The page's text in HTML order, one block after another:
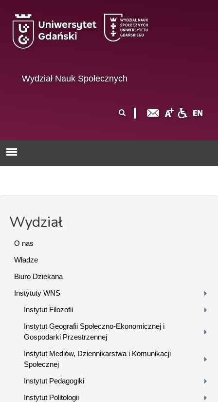
Wydział Nauk Społecznych
wyszukiwania
Wydział
O nas
Władze
Biuro Dziekana
Instytuty WNS
Instytut Filozofii
Instytut Geografii Społeczno-Ekonomicznej i
Gospodarki Przestrzennej
Instytut Mediów, Dziennikarstwa i Komunikacji
Społecznej
Instytut Pedagogiki
Instytut Politologii